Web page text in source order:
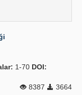
1-70 DOI:
8387
3664